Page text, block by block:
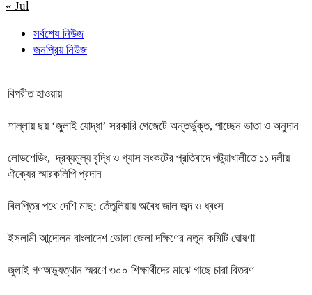
« Jul
সর্বশেষ নিউজ
জনপ্রিয় নিউজ
বিপরীত হাওয়ায়
শাল্লায় ছয় ‘জুলাই যোদ্ধা’ সরকারি গেজেটে অন্তর্ভুক্ত, পাচ্ছেন ভাতা ও অনুদান
লোডশেডিং, দ্রব্যমূল্য বৃদ্ধি ও গ্যাস সংকটের প্রতিবাদে পটুয়াখালীতে ১১ দলীয়
ঐক্যের স্মারকলিপি প্রদান
বিলপ্তির পথে দেশি মাছ; তেঁতুলিয়ায় অবৈধ জাল জব্দ ও ধ্বংস
ইসলামী আন্দোলন বাংলাদেশ ভোলা জেলা দক্ষিণের নতুন কমিটি ঘোষণা
জুলাই গণঅভ্যুত্থান স্মরণে ৩০০ শিক্ষার্থীদের মাঝে গাছে চারা বিতরণ